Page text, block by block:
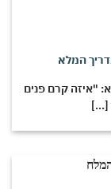
המלא
קרם פנים